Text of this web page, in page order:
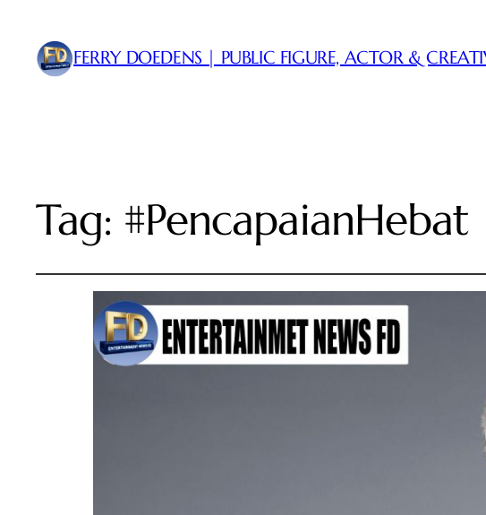
FERRY DOEDENS | PUBLIC FIGURE, ACTOR &
Tag: #PencapaianHebat